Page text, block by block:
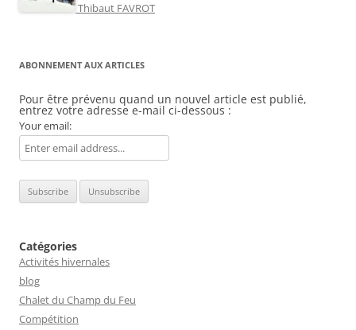
Thibaut FAVROT
ABONNEMENT AUX ARTICLES
Pour être prévenu quand un nouvel article est publié,
entrez votre adresse e-mail ci-dessous :
Your email:
Catégories
Activités hivernales
blog
Chalet du Champ du Feu
Compétition